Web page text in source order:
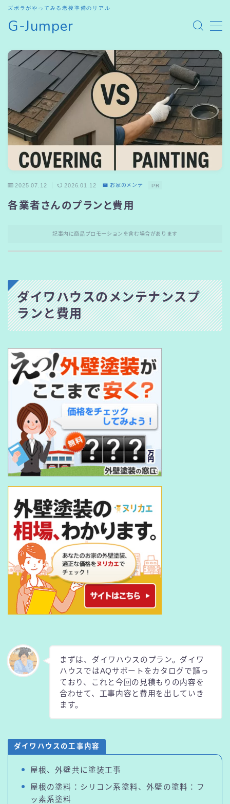
G-Jumper
ズボラがやってみる老後準備のリアル
HOME
SHOP
お問合せ
2025.07.12 2026.01.12 お家のメンテ PR
各業者さんのプランと費用
記事内に商品プロモーションを含む場合があります
ダイワハウスのメンテナンスプ
ランと費用
まずは、ダイワハウスのプラン。ダイワ
ハウスではAQサポートをカタログで謳っ
ており、これと今回の見積もりの内容を
合わせて、工事内容と費用を出していき
ます。
ダイワハウスの工事内容
屋根、外壁共に塗装工事
屋根の塗料：シリコン系塗料、外壁の塗料：フ
ッ素系塗料